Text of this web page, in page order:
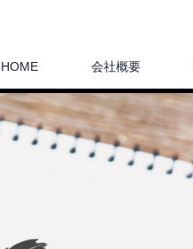
HOME 会社概要